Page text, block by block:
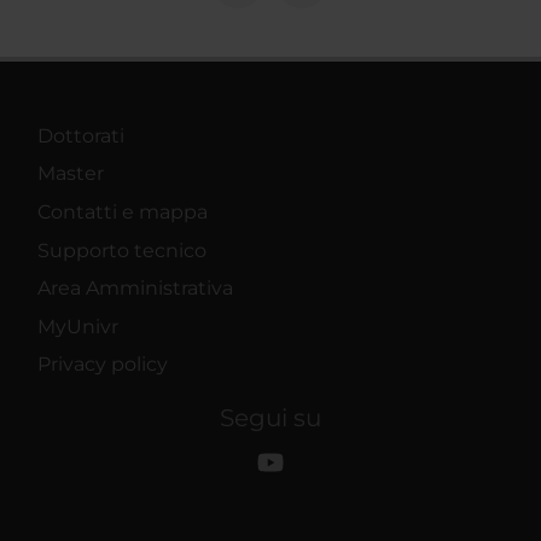
Dottorati
Master
Contatti e mappa
Supporto tecnico
Area Amministrativa
MyUnivr
Privacy policy
Segui su